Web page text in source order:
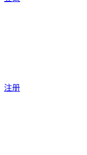
注册